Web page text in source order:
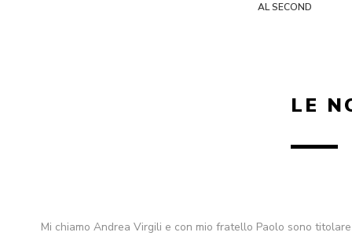
AL SECOND
LE
Mi chiamo Andrea Virgili e con mio fratello Paolo sono titolare
acquisita un’azienda agricola di nome “Loghino Dante” alle